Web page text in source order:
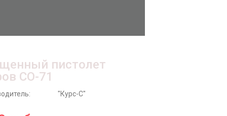
пистолет
СО-71
"Курс-С"